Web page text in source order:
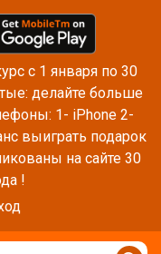
с 1 января по 30
делайте больше
1- iPhone 2-
выиграть подарок
на сайте 30
!